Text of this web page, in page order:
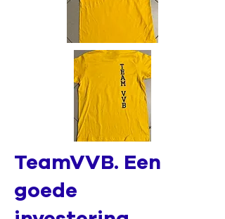
TeamVVB. Een
goede